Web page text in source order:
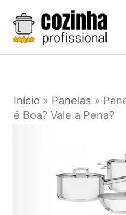
para
conteúdo
Início » Panelas »
é Boa? Vale a Pena?